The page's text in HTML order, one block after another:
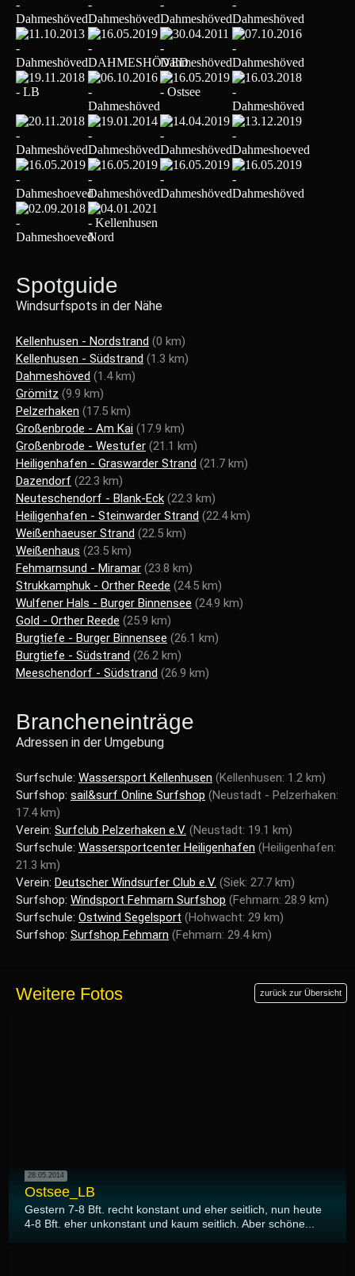
Spotguide
Windsurfspots in der Nähe
Kellenhusen - Nordstrand (0 km)
Kellenhusen - Südstrand (1.3 km)
Dahmeshöved (1.4 km)
Grömitz (9.9 km)
Pelzerhaken (17.5 km)
Großenbrode - Am Kai (17.9 km)
Großenbrode - Westufer (21.1 km)
Heiligenhafen - Graswarder Strand (21.7 km)
Dazendorf (22.3 km)
Neuteschendorf - Blank-Eck (22.3 km)
Heiligenhafen - Steinwarder Strand (22.4 km)
Weißenhaeuser Strand (22.5 km)
Weißenhaus (23.5 km)
Fehmarnsund - Miramar (23.8 km)
Strukkamphuk - Orther Reede (24.5 km)
Wulfener Hals - Burger Binnensee (24.9 km)
Gold - Orther Reede (25.9 km)
Burgtiefe - Burger Binnensee (26.1 km)
Burgtiefe - Südstrand (26.2 km)
Meeschendorf - Südstrand (26.9 km)
Brancheneinträge
Adressen in der Umgebung
Surfschule: Wassersport Kellenhusen (Kellenhusen: 1.2 km)
Surfshop: sail&surf Online Surfshop (Neustadt - Pelzerhaken:
17.4 km)
Verein: Surfclub Pelzerhaken e.V. (Neustadt: 19.1 km)
Surfschule: Wassersportcenter Heiligenhafen (Heiligenhafen:
21.3 km)
Verein: Deutscher Windsurfer Club e.V. (Siek: 27.7 km)
Surfshop: Windsport Fehmarn Surfshop (Fehmarn: 28.9 km)
Surfschule: Ostwind Segelsport (Hohwacht: 29 km)
Surfshop: Surfshop Fehmarn (Fehmarn: 29.4 km)
Weitere Fotos zurück zur Übersicht
28.05.2014
Ostsee_LB
Gestern 7-8 Bft. recht konstant und eher seitlich, nun heute
4-8 Bft. eher unkonstant und kaum seitlich. Aber schöne...